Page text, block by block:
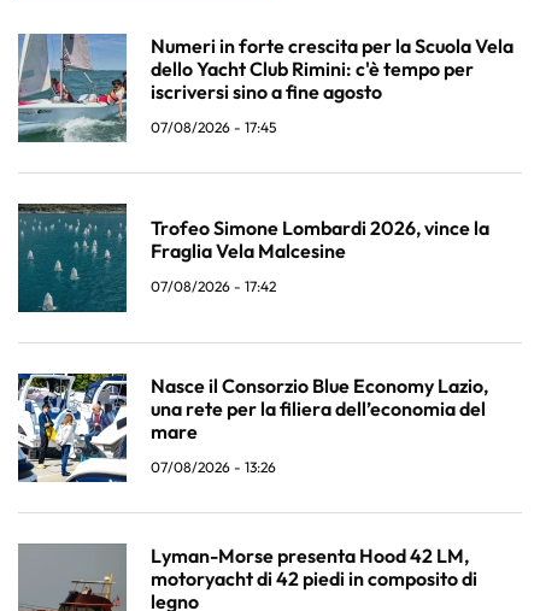
Numeri in forte crescita per la Scuola Vela
dello Yacht Club Rimini: c'è tempo per
iscriversi sino a fine agosto
07/08/2026 - 17:45
Trofeo Simone Lombardi 2026, vince la
Fraglia Vela Malcesine
07/08/2026 - 17:42
Nasce il Consorzio Blue Economy Lazio,
una rete per la filiera dell’economia del
mare
07/08/2026 - 13:26
Lyman-Morse presenta Hood 42 LM,
motoryacht di 42 piedi in composito di
legno